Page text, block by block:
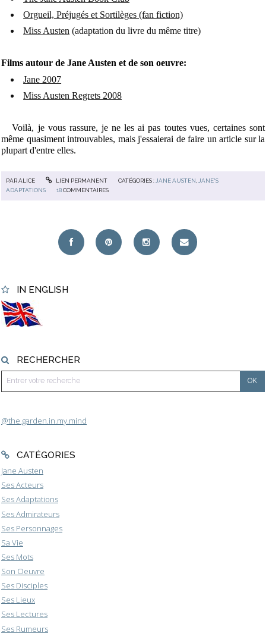
Orgueil, Préjugés et Sortilèges (fan fiction)
Miss Austen (adaptation du livre du même titre)
Films autour de Jane Austen et de son oeuvre:
Jane 2007
Miss Austen Regrets 2008
Voilà, je vous rassure, je ne les ai pas toutes vues, certaines sont
même quasiment introuvables, mais j'essaierai de faire un article sur la
plupart d'entre elles.
PARALICE LIEN PERMANENT CATÉGORIES :JANE AUSTEN,JANE'S
ADAPTATIONS
18 COMMENTAIRES
IN ENGLISH
RECHERCHER
@the.garden.in.my.mind
CATÉGORIES
Jane Austen
Ses Acteurs
Ses Adaptations
Ses Admirateurs
Ses Personnages
Sa Vie
Ses Mots
Son Oeuvre
Ses Disciples
Ses Lieux
Ses Lectures
Ses Rumeurs